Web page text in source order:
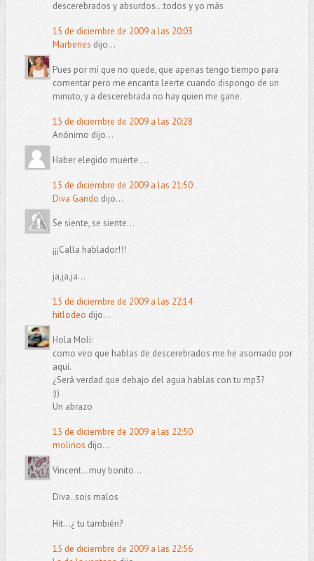
descerebrados y absurdos...todos y yo más
15 de diciembre de 2009 a las 20:03
Marbenes dijo...
Pues por mí que no quede, que apenas tengo tiempo para
comentar pero me encanta leerte cuando dispongo de un
minuto, y a descerebrada no hay quien me gane.
15 de diciembre de 2009 a las 20:28
Anónimo dijo...
Haber elegido muerte....
15 de diciembre de 2009 a las 21:50
Diva Gando dijo...
Se siente, se siente...
¡¡¡Calla hablador!!!
ja,ja,ja...
15 de diciembre de 2009 a las 22:14
hitlodeo dijo...
Hola Moli:
como veo que hablas de descerebrados me he asomado por
aquí.
¿Será verdad que debajo del agua hablas con tu mp3?
:))
Un abrazo
15 de diciembre de 2009 a las 22:50
molinos dijo...
Vincent...muy bonito...
Diva..sois malos
Hit...¿ tu también?
15 de diciembre de 2009 a las 22:56